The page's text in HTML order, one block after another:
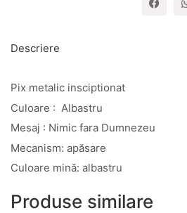
fara
Descriere
Pix metalic insciptionat
Culoare : Albastru
Mesaj : Nimic fara Dumnezeu
Mecanism: apăsare
Culoare mină: albastru
Produse similare